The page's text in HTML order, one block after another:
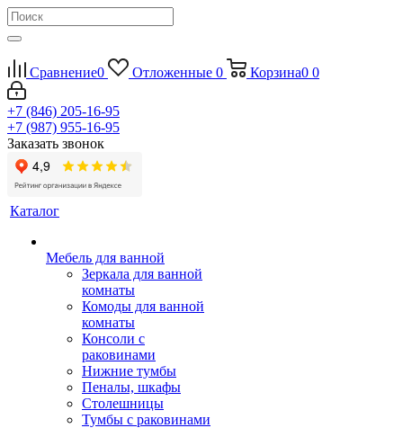
Сравнение0 Отложенные 0 Корзина0 0
+7 (846) 205-16-95
+7 (987) 955-16-95
Заказать звонок
Каталог
Мебель для ванной
Зеркала для ванной
комнаты
Комоды для ванной
комнаты
Консоли с
раковинами
Нижние тумбы
Пеналы, шкафы
Столешницы
Тумбы с раковинами